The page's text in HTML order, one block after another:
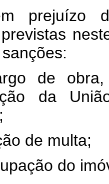
prejuízo
de
da
de multa;
do